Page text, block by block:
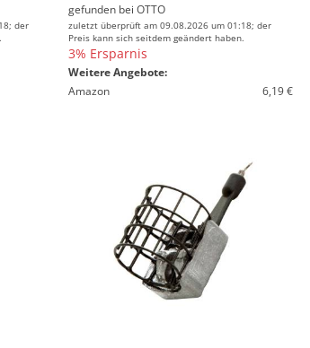
der
gefunden bei OTTO
zuletzt überprüft am 09.08.2026 um 01:18; der
Preis kann sich seitdem geändert haben.
3% Ersparnis
Weitere Angebote:
Amazon
6,19 €